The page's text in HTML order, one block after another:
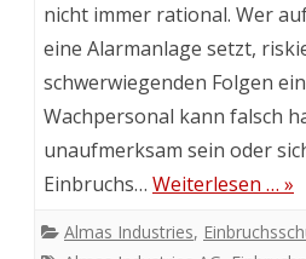
nicht immer rational. Wer
eine Alarmanlage setzt,
schwerwiegenden Folgen
Wachpersonal kann falsch
unaufmerksam sein oder
Einbruchs… Weiterlesen … »
Almas Industries,